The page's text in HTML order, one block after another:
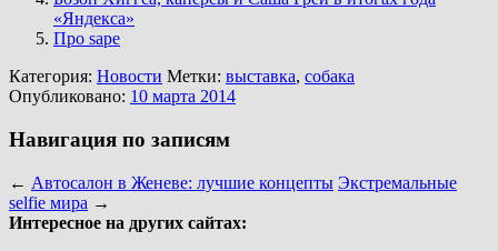
«Яндекса»
Про sape
Категория: Новости Метки: выставка, собака
Опубликовано: 10 марта 2014
Навигация по записям
← Автосалон в Женеве: лучшие концепты Экстремальные
selfie мира →
Интересное на других сайтах: